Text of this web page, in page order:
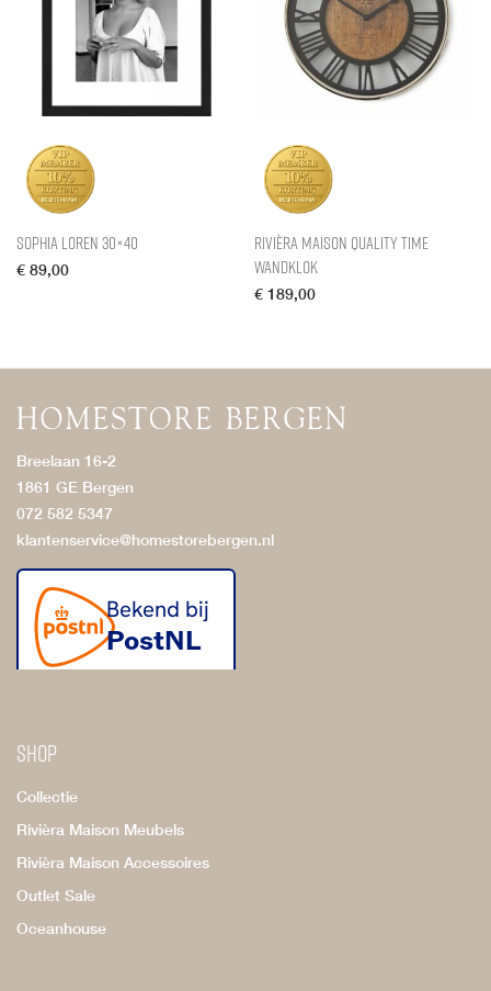
Sophia Loren 30×40
€ 89,00
Rivièra Maison Quality Time
Wandklok
€ 189,00
Breelaan 16-2
1861 GE Bergen
072 582 5347
klantenservice@homestorebergen.nl
Shop
Collectie
Rivièra Maison Meubels
Rivièra Maison Accessoires
Outlet Sale
Oceanhouse